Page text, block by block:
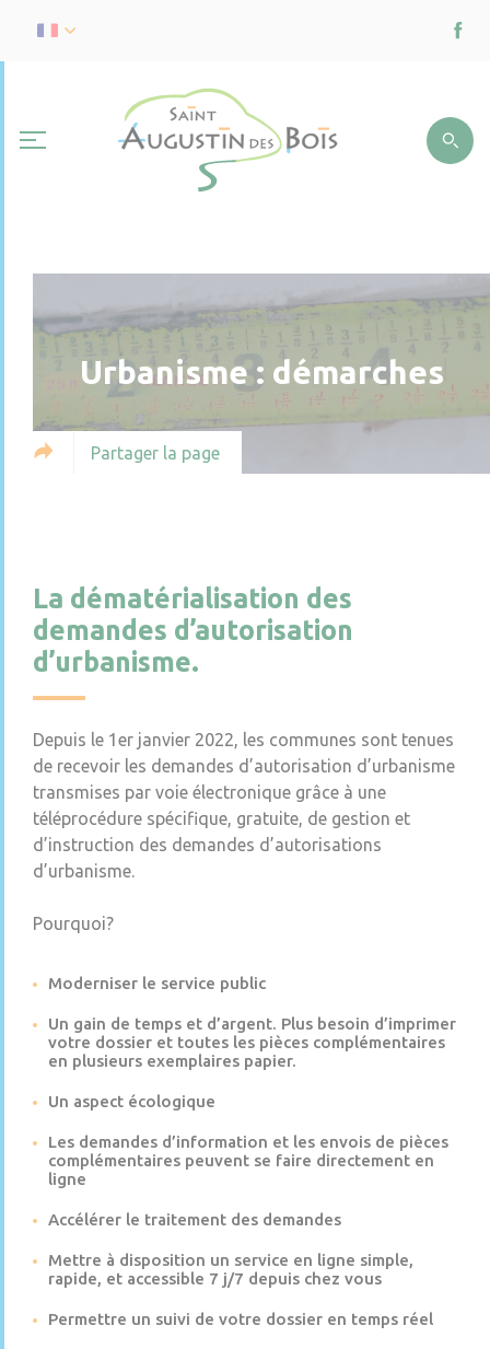
Urbanisme : démarches
Partager la page
La dématérialisation des
demandes d’autorisation
d’urbanisme.
Depuis le 1er janvier 2022, les communes sont tenues
de recevoir les demandes d’autorisation d’urbanisme
transmises par voie électronique grâce à une
téléprocédure spécifique, gratuite, de gestion et
d’instruction des demandes d’autorisations
d’urbanisme.
Pourquoi?
Moderniser le service public
Un gain de temps et d’argent. Plus besoin d’imprimer
votre dossier et toutes les pièces complémentaires
en plusieurs exemplaires papier.
Un aspect écologique
Les demandes d’information et les envois de pièces
complémentaires peuvent se faire directement en
ligne
Accélérer le traitement des demandes
Mettre à disposition un service en ligne simple,
rapide, et accessible 7 j/7 depuis chez vous
Permettre un suivi de votre dossier en temps réel